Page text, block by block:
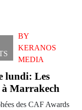
BY
KERANOS
MEDIA
lundi: Les
Marrakech
des CAF Awards